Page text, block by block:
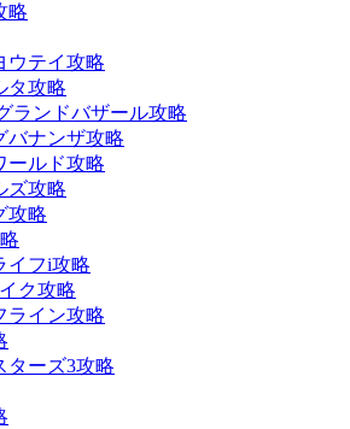
略
ウテイ攻略
タ攻略
ランドバザール攻略
バナンザ攻略
ールド攻略
ズ攻略
攻略
イフi攻略
ク攻略
ライン攻略
ターズ3攻略